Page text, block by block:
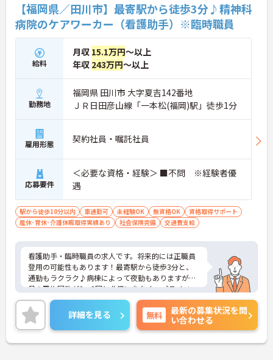
【福岡県／田川市】最寄駅から徒歩3分♪精神科
病院のケアワーカー（看護助手）※臨時職員
給料
月収 15.1万円～以上
年収 243万円～以上
勤務地
福岡県 田川市 大字夏吉142番地
ＪＲ日田彦山線「一本松(福岡)駅」徒歩1分
雇用形態 契約社員・嘱託社員
応募要件
＜必要な資格・経験＞ ■不問 ※経験者優
遇
駅から徒歩10分以内 車通勤可 未経験OK 無資格OK
資格取得サポート
産休･育休･介護休暇取得実績あり
社会保険完備 交通費支給
看護助手・臨時職員の求人です。将来的には正職員
登用の可能性もあります！最寄駅から徒歩3分と、
通勤もラクラク♪病棟によって夜勤もありますが、
月の平均回数が0～2回と非常に少なく、プライベー
トを重視したい方にもおススメです！
詳細を見る 無料
最新の募集状況を問
い合わせる